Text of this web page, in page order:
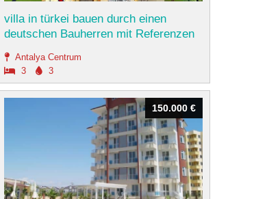
villa in türkei bauen durch einen
deutschen Bauherren mit Referenzen
Antalya Centrum
3
3
150.000 €
150.000 €